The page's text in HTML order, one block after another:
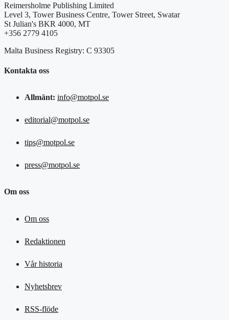
Reimersholme Publishing Limited
Level 3, Tower Business Centre, Tower Street, Swatar
St Julian's BKR 4000, MT
+356 2779 4105
Malta Business Registry: C 93305
Kontakta oss
Allmänt: info@motpol.se
editorial@motpol.se
tips@motpol.se
press@motpol.se
Om oss
Om oss
Redaktionen
Vår historia
Nyhetsbrev
RSS-flöde